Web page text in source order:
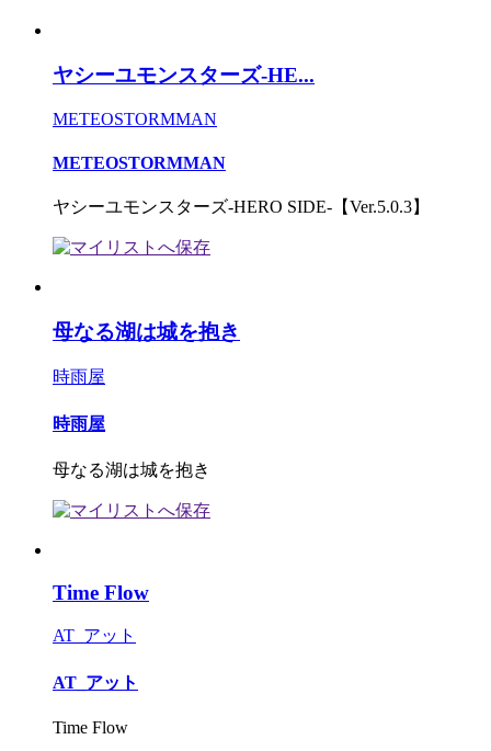
ヤシーユモンスターズ-HE...
METEOSTORMMAN
METEOSTORMMAN
ヤシーユモンスターズ-HERO SIDE-【Ver.5.0.3】
母なる湖は城を抱き
時雨屋
時雨屋
母なる湖は城を抱き
Time Flow
AT_アット
AT_アット
Time Flow